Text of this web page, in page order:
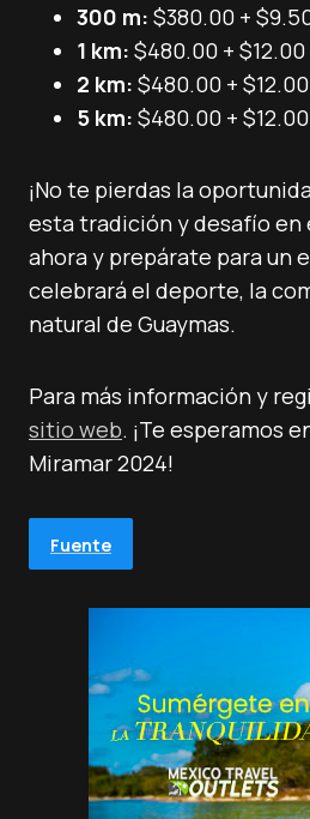
300 m: $380.00 +
1 km: $480.00 +
2 km: $480.00 +
5 km: $480.00 +
¡No te pierdas la
esta tradición y desafío en
ahora y prepárate para un
celebrará el deporte, la
natural de Guaymas.
Para más información y
sitio web. ¡Te esperamos
Miramar 2024!
Fuente